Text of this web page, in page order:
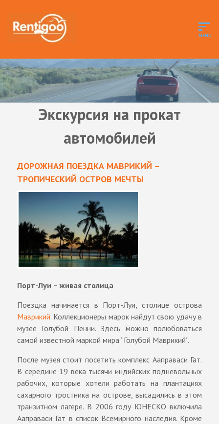
Экскурсия на прокат
автомобилей
ДОРОЖНАЯ ПОЕЗДКА МАВРИКИЙ –
ТРОПИЧЕСКИЙ ОСТРОВ МЕЧТЫ
Порт-Луи – живая столица
Поездка начинается в Порт-Луи, столице острова
Маврикий. Коллекционеры марок найдут свою удачу в
музее Голубой Пенни. Здесь можно полюбоваться
самой известной маркой мира “Голубой Маврикий”.
После музея стоит посетить комплекс Ааправаси Гат.
В середине 19 века тысячи индийских подневольных
рабочих, которые хотели работать на плантациях
сахарного тростника на острове, высадились в этом
транзитном лагере. В 2006 году ЮНЕСКО включила
Ааправаси Гат в список Всемирного наследия. Кроме